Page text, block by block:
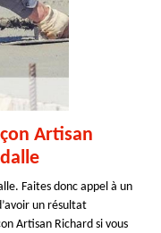
Artisan
Faites donc appel à un
un résultat
Artisan Richard si vous